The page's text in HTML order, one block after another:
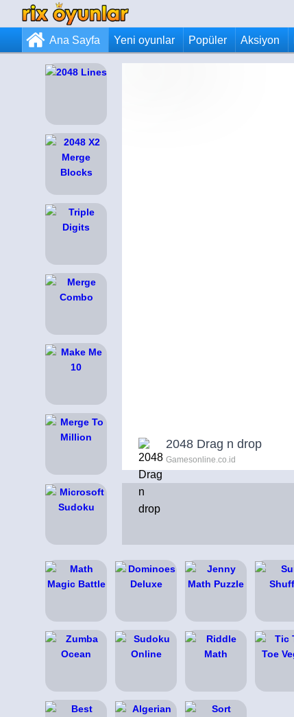
Ana Sayfa Yeni oyunlar Popüler Aksiyon
2048 Drag n drop
Gamesonline.co.id